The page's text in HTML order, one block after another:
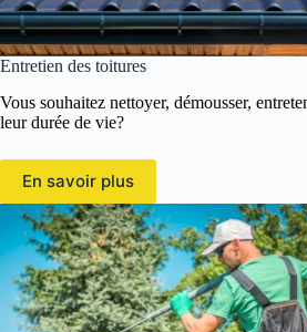
Entretien des toitures
Vous souhaitez nettoyer, démousser,
leur durée de vie?
En savoir plus